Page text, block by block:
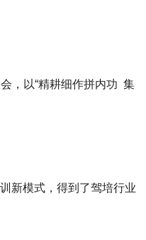
，以“精耕细作拼内功 集
新模式，得到了驾培行业